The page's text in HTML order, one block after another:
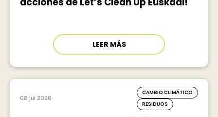
LEER MÁS
08 jul 2026
CAMBIO CLIMÁTICO
RESIDUOS